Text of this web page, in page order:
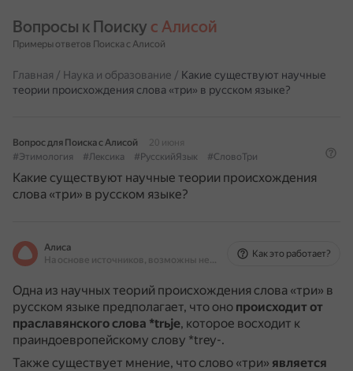
Вопросы к Поиску с Алисой
Примеры ответов Поиска с Алисой
Главная / Наука и образование / Какие существуют научные
теории происхождения слова «три» в русском языке?
Вопрос для Поиска с Алисой
20 июня
#Этимология
#Лексика #РусскийЯзык #СловоТри
Какие существуют научные теории происхождения
слова «три» в русском языке?
Алиса
На основе источников, возможны неточности
Как это работает?
Одна из научных теорий происхождения слова «три» в
русском языке предполагает, что оно происходит от
праславянского слова *trьje, которое восходит к
праиндоевропейскому слову *trey-.
Также существует мнение, что слово «три» является